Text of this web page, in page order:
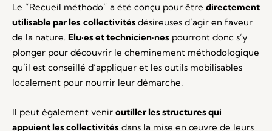
Le “Recueil méthodo” a été conçu pour être directement
utilisable par les collectivitésdésireuses d’agir en faveur
de la nature. Elu·es et technicien·nes pourront donc s’y
plonger pour découvrir le cheminement méthodologique
qu’il est conseillé d’appliquer et les outils mobilisables
localement pour nourrir leur démarche.
Il peut également venir outiller les structures qui
appuient les collectivités dans la mise en œuvre de leurs